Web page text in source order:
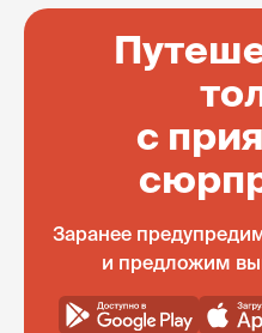
с
Заранее
и предложим